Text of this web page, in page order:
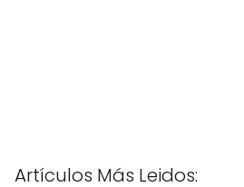
Artículos Más Leidos: